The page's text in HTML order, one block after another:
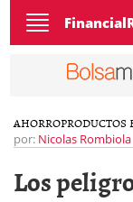
Toggle
navigation
AHORROPRODUCTOS
por: Nicolas Rombiola
Los